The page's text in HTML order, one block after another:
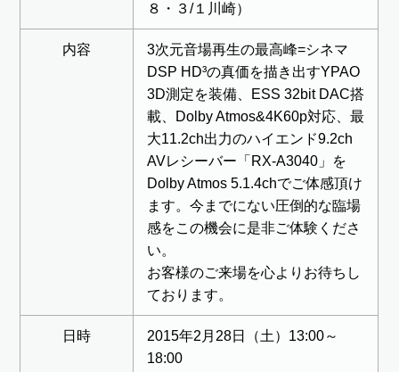
８・３/１川崎）
内容
3次元音場再生の最高峰=シネマ
DSP HD³の真価を描き出すYPAO
3D測定を装備、ESS 32bit DAC搭
載、Dolby Atmos&4K60p対応、最
大11.2ch出力のハイエンド9.2ch
AVレシーバー「RX-A3040」を
Dolby Atmos 5.1.4chでご体感頂け
ます。今までにない圧倒的な臨場
感をこの機会に是非ご体験くださ
い。
お客様のご来場を心よりお待ちし
ております。
日時
2015年2月28日（土）13:00～
18:00